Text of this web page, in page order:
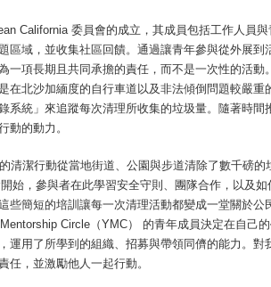
California 委員會的成立，其成員包括工作人員
區域，並收集社區回饋。通過讓青年參與從外展到
一項長期且共同承擔的責任，而不是一次性的活動
在北沙加緬度的自行車道以及非法傾倒問題較嚴重
系統」來追蹤每次清理所收集的垃圾量。隨著時間
動的動力。
清潔行動從當地街道、公園與步道清除了數千磅
始，參與者在此學習安全守則、團隊合作，以及
些簡短的培訓讓每一次清理活動都變成一堂關於公
Circle（YMC） 的青年成員決定在自己
運用了所學到的組織、招募與帶領同儕的能力。對
任，並激勵他人一起行動。